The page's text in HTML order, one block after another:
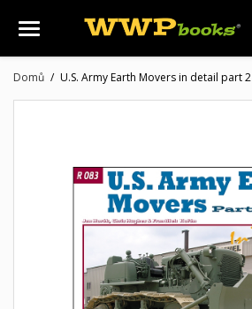
Domů U.S. Army Earth Movers in detail part 2